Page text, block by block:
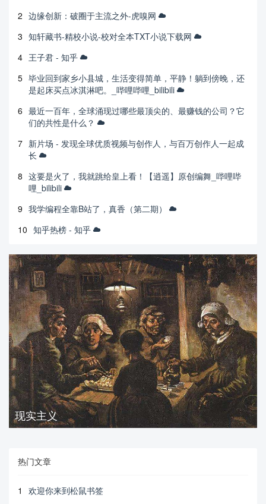
2 边缘创新：破圈于主流之外-虎嗅网
3 知轩藏书-精校小说-校对全本TXT小说下载网
4 王子君 - 知乎
5 毕业回到家乡小县城，生活变得简单，平静！躺到傍晚，还
是起床买点冰淇淋吧。_哔哩哔哩_bilibili
6 最近一百年，全球涌现过哪些最顶尖的、最赚钱的公司？它
们的共性是什么？
7 新片场 - 发现全球优质视频与创作人，与百万创作人一起成
长
8 这要是火了，我就跳给皇上看！【逍遥】原创编舞_哔哩哔
哩_bilibili
9 我学编程全靠B站了，真香（第二期）
10 知乎热榜 - 知乎
现实主义
热门文章
1
欢迎你来到松鼠书签